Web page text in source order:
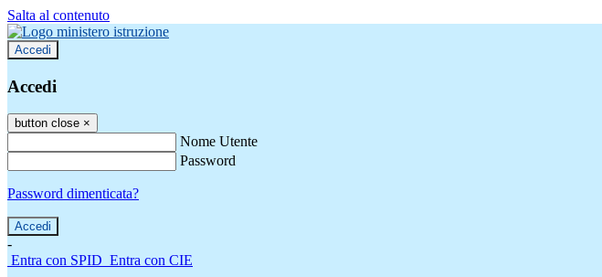
Salta al contenuto
Accedi
Accedi
button close ×
Nome Utente
Password
Password dimenticata?
-
Entra con SPID Entra con CIE